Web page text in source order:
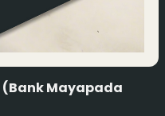
(Bank Mayapada